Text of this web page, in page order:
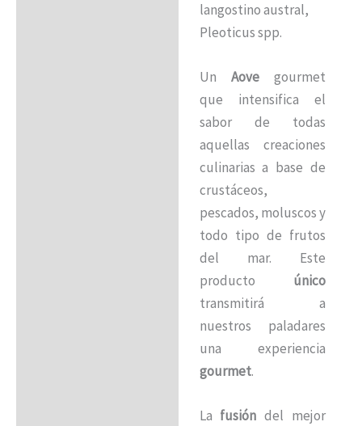
langostino austral,
Pleoticus spp.
Un Aovegourmet
que intensifica el
sabor de todas
aquellas creaciones
culinarias a base de
crustáceos,
pescados, moluscos y
todo tipo de frutos
del mar. Este
producto único
transmitirá a
nuestros paladares
una experiencia
gourmet.
La fusión del mejor